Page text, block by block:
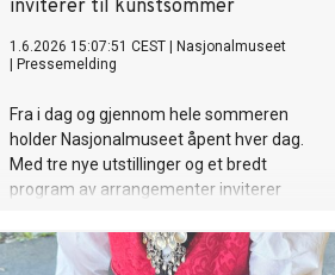
inviterer til kunstsommer
1.6.2026 15:07:51 CEST
Nasjonalmuseet
Pressemelding
Fra i dag og gjennom hele sommeren
holder Nasjonalmuseet åpent hver dag.
Med tre nye utstillinger og et bredt
program av arrangementer inviterer
kunstopplevelse midt i Oslo.